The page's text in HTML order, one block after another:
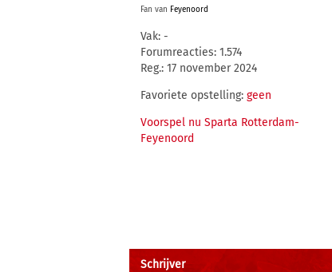
Fan van Feyenoord
Vak: -
Forumreacties: 1.574
Reg.: 17 november 2024
Favoriete opstelling: geen
Voorspel nu Sparta Rotterdam-
Feyenoord
Schrijver